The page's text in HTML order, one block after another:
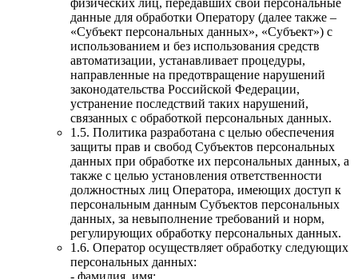
данные для обработки Оператору (далее также –
«Субъект персональных данных», «Субъект») с
использованием и без использования средств
автоматизации, устанавливает процедуры,
направленные на предотвращение нарушений
законодательства Российской Федерации,
устранение последствий таких нарушений,
связанных с обработкой персональных данных.
1.5. Политика разработана с целью обеспечения
защиты прав и свобод Субъектов персональных
данных при обработке их персональных данных, а
также с целью установления ответственности
должностных лиц Оператора, имеющих доступ к
персональным данным Субъектов персональных
данных, за невыполнение требований и норм,
регулирующих обработку персональных данных.
1.6. Оператор осуществляет обработку следующих
персональных данных:
- фамилия, имя;